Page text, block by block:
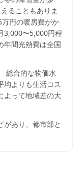
ることもありま
円の暖房費がか
3,000〜5,000円程
年間光熱費は全国
総合的な物価水
均よりも生活コス
よって地域差の大
があり、都市部と